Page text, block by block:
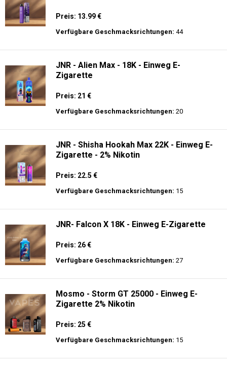
Preis: 13.99 €
Verfügbare Geschmacksrichtungen: 44
JNR - Alien Max - 18K - Einweg E-
Zigarette
Preis: 21 €
Verfügbare Geschmacksrichtungen: 20
JNR - Shisha Hookah Max 22K - Einweg E-
Zigarette - 2% Nikotin
Preis: 22.5 €
Verfügbare Geschmacksrichtungen: 15
JNR- Falcon X 18K - Einweg E-Zigarette
Preis: 26 €
Verfügbare Geschmacksrichtungen: 27
Mosmo - Storm GT 25000 - Einweg E-
Zigarette 2% Nikotin
Preis: 25 €
Verfügbare Geschmacksrichtungen: 15